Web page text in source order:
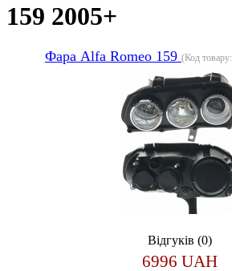
159 2005+
Фара Alfa Romeo 159 (Код товару:
Відгуків (0)
6996 UAH